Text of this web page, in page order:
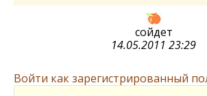
сойдет
14.05.2011 23:29
Войти как зарегистрированный